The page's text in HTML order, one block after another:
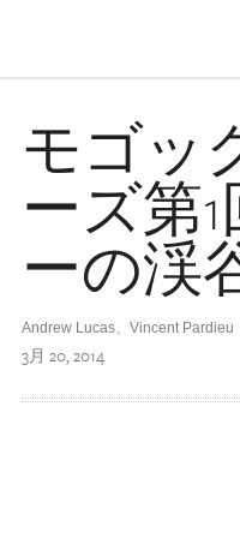
モゴッ
ーズ第
ーの渓
Andrew Lucas、Vincent Pardieu
3月 20, 2014